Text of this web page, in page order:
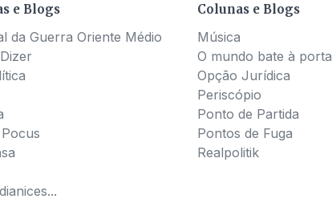
e Blogs
da Guerra Oriente Médio
Colunas e Blogs
Música
O mundo bate à porta
Opção Jurídica
Periscópio
Ponto de Partida
Pontos de Fuga
Realpolitik